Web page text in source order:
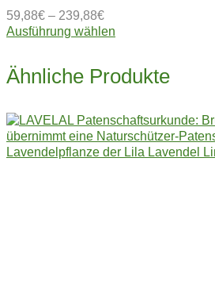
59,88€ – 239,88€
Ausführung wählen
mehrere
Die
Optionen
können
Ähnliche Produkte